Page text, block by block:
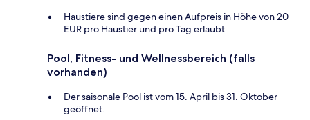
Haustiere sind gegen einen Aufpreis in Höhe von 20
EUR pro Haustier und pro Tag erlaubt.
Pool, Fitness- und Wellnessbereich (falls
vorhanden)
Der saisonale Pool ist vom 15. April bis 31. Oktober
geöffnet.